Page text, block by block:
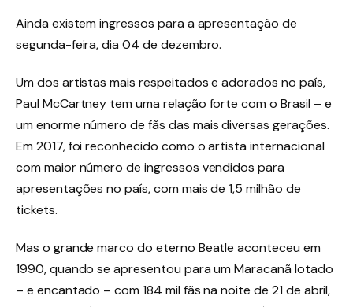
Ainda existem ingressos para a apresentação de
segunda-feira, dia 04 de dezembro.
Um dos artistas mais respeitados e adorados no país,
Paul McCartney tem uma relação forte com o Brasil – e
um enorme número de fãs das mais diversas gerações.
Em 2017, foi reconhecido como o artista internacional
com maior número de ingressos vendidos para
apresentações no país, com mais de 1,5 milhão de
tickets.
Mas o grande marco do eterno Beatle aconteceu em
1990, quando se apresentou para um Maracanã lotado
– e encantado – com 184 mil fãs na noite de 21 de abril,